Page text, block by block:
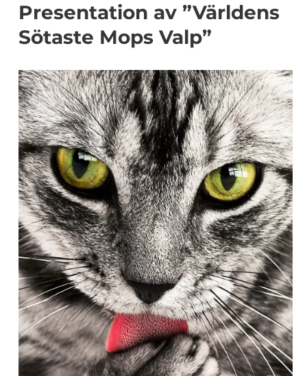
Presentation av ”Världens
Sötaste Mops Valp”